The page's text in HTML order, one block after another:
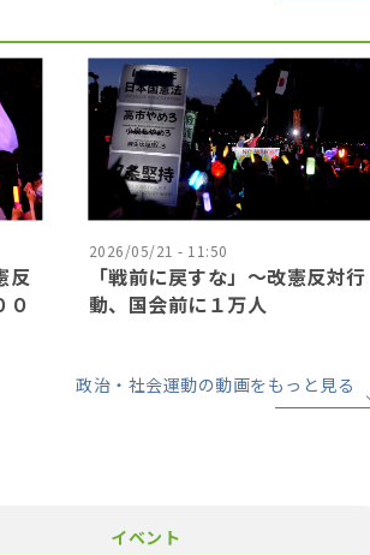
反
０
2026/05/21 - 11:50
「戦前に戻すな」〜改憲反対行
動、国会前に１万人
政治・社会運動の動画をもっと見る
イベント